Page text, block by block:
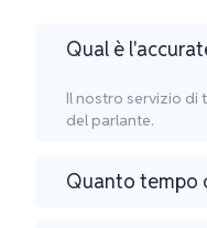
Qual è
Il nostro servizio di
del parlante.
Quanto tempo